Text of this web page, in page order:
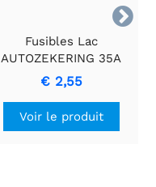

Fusibles Lac
AUTOZEKERING 35A
Protection contre les
surintensités fiable
€ 2,55
Voir le produit